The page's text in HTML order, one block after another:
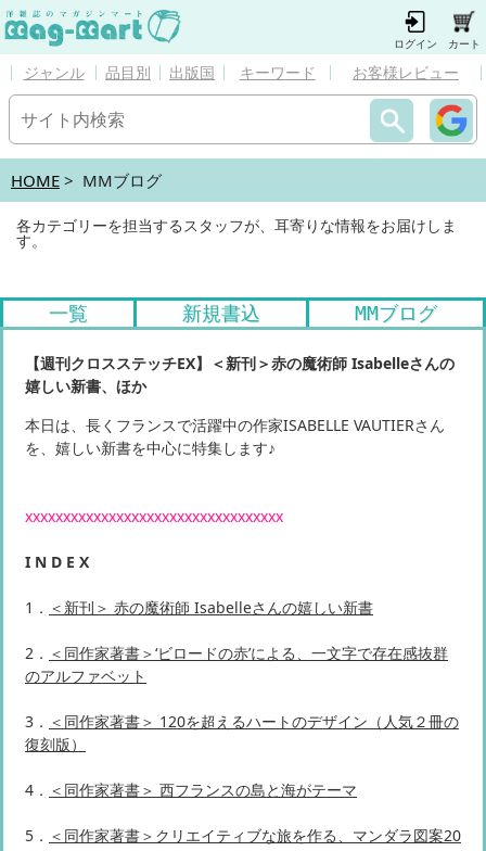
ログイン カート
ジャンル 品目別 出版国 キーワード お客様レビュー
HOME > MMブログ
各カテゴリーを担当するスタッフが、耳寄りな情報をお届けしま
す。
一覧 新規書込 MMブログ
【週刊クロスステッチEX】＜新刊＞赤の魔術師 Isabelleさんの
嬉しい新書、ほか
本日は、長くフランスで活躍中の作家ISABELLE VAUTIERさん
を、嬉しい新書を中心に特集します♪
xxxxxxxxxxxxxxxxxxxxxxxxxxxxxxxxxx
I N D E X
1． ＜新刊＞ 赤の魔術師 Isabelleさんの嬉しい新書
2． ＜同作家著書＞‘ビロードの赤’による、一文字で存在感抜群
のアルファベット
3． ＜同作家著書＞ 120を超えるハートのデザイン（人気２冊の
復刻版）
4． ＜同作家著書＞ 西フランスの島と海がテーマ
5． ＜同作家著書＞クリエイティブな旅を作る、マンダラ図案20